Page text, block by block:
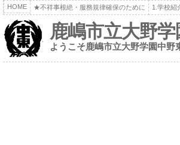
HOME ★不祥事根絶・服務規律確保のために 1.学校紹
鹿嶋市立大野
ようこそ鹿嶋市立大野学園中